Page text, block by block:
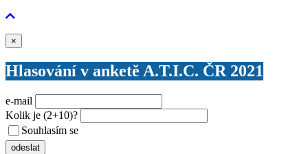
×
Hlasování v anketě A.T.I.C. ČR 2021
e-mail
Kolik je (2+10)?
Souhlasím se
odeslat